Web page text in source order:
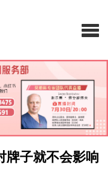
牌子就不会影响